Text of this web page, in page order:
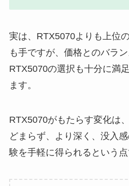
実は、RTX5070よりも上位
も手ですが、価格とのバラ
RTX5070の選択も十分に満
ます。
RTX5070がもたらす変化は
どまらず、より深く、没入
験を手軽に得られるという点